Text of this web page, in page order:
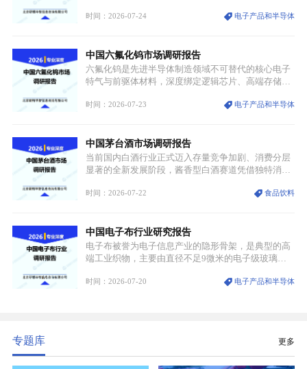
与大国科技博弈的关键战略资源。镓并非传统大宗金
领域渗透”的战略体系，成为全球科技产业运转的刚
需资源。
时间：2026-07-24 电子产品和半导体
中国六氟化钨市场调研报告
六氟化钨是先进半导体制造领域不可替代的核心电子
特气与前驱体材料，深度绑定逻辑芯片、高端存储芯
沉积（CVD）、原子层沉积（ALD）工艺专用前驱体
密制造流程。
时间：2026-07-23 电子产品和半导体
中国茅台酒市场调研报告
当前国内白酒行业正式迈入存量竞争加剧、消费分层
显著的全新发展阶段，酱香型白酒赛道凭借独特消费
道。贵州茅台凭借独一无二的核心产区壁垒、刚性产
业。
时间：2026-07-22 食品饮料
中国电子布行业研究报告
电子布被誉为电子信息产业的隐形骨架，是典型的高
端工业织物，主要由直径不足9微米的电子级玻璃纤
生产制造过程中不可或缺的核心基材。电子布具备高
时间：2026-07-20 电子产品和半导体
专题库 更多